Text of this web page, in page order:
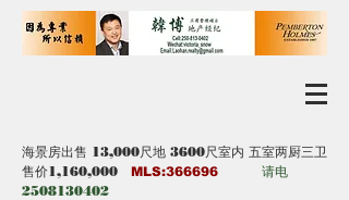
海景房出售 13,000尺地 3600尺室内 五室两厨三卫
售价1,160,000 ​
MLS:366696
请电
2508130402